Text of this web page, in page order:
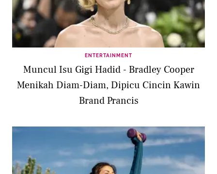
ENTERTAINMENT
Muncul Isu Gigi Hadid - Bradley Cooper
Menikah Diam-Diam, Dipicu Cincin Kawin
Brand Prancis